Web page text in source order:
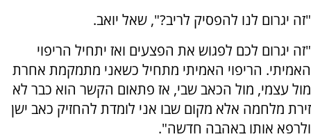
"זה יגרום לנו להפסיק לריב?", שאל יואב.
"זה יגרום לכם לפגוש את הפצעים ואז יתחיל הריפוי
האמיתי. הריפוי האמיתי מתחיל כשאני מתמקמת אחרת
מול עצמי, מול הכאב שבי, אז פתאום הקשר הוא כבר לא
זירת מלחמה אלא מקום שבו אני לומדת להחזיק כאב ישן
ולרפא אותו באהבה חדשה".